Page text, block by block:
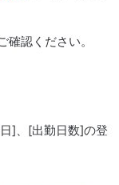
認ください。
]、[出勤日数]の登